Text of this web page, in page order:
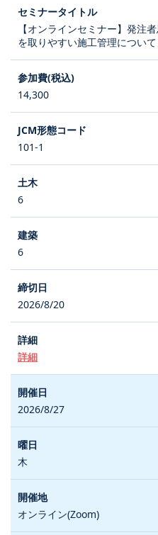
【オンラインセミナー】発注
を取りやすい施工管理について
14,300
101-1
6
6
2026/8/20
詳細
2026/8/27
木
オンライン(Zoom)